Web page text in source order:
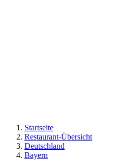
Startseite
Restaurant-Übersicht
Deutschland
Bayern